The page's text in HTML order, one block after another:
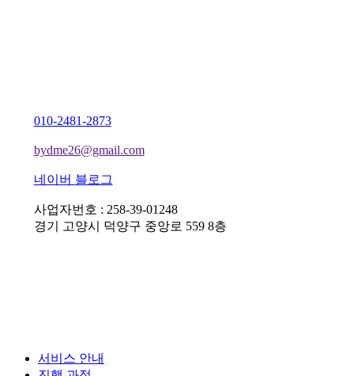
010-2481-2873
bydme26@gmail.com
네이버 블로그
사업자번호 : 258-39-01248
경기 고양시 덕양구 중앙로 559 8층
Close
Menu
서비스 안내